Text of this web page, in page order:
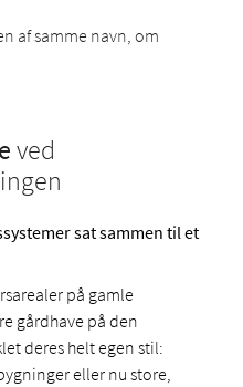
af samme navn, om
ved
sat sammen til et
på gamle
gårdhave på den
deres helt egen stil:
eller nu store,